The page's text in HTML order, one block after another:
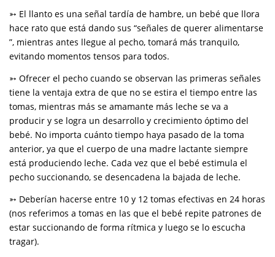
➳ El llanto es una señal tardía de hambre, un bebé que llora
hace rato que está dando sus “señales de querer alimentarse
”, mientras antes llegue al pecho, tomará más tranquilo,
evitando momentos tensos para todos.
➳ Ofrecer el pecho cuando se observan las primeras señales
tiene la ventaja extra de que no se estira el tiempo entre las
tomas, mientras más se amamante más leche se va a
producir y se logra un desarrollo y crecimiento óptimo del
bebé. No importa cuánto tiempo haya pasado de la toma
anterior, ya que el cuerpo de una madre lactante siempre
está produciendo leche. Cada vez que el bebé estimula el
pecho succionando, se desencadena la bajada de leche.
➳ Deberían hacerse entre 10 y 12 tomas efectivas en 24 horas
(nos referimos a tomas en las que el bebé repite patrones de
estar succionando de forma rítmica y luego se lo escucha
tragar).